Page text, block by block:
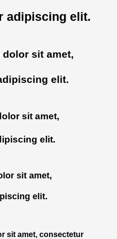
adipiscing elit.
sit amet,
elit.
sit amet,
elit.
sit amet,
elit.
sit amet, consectetur